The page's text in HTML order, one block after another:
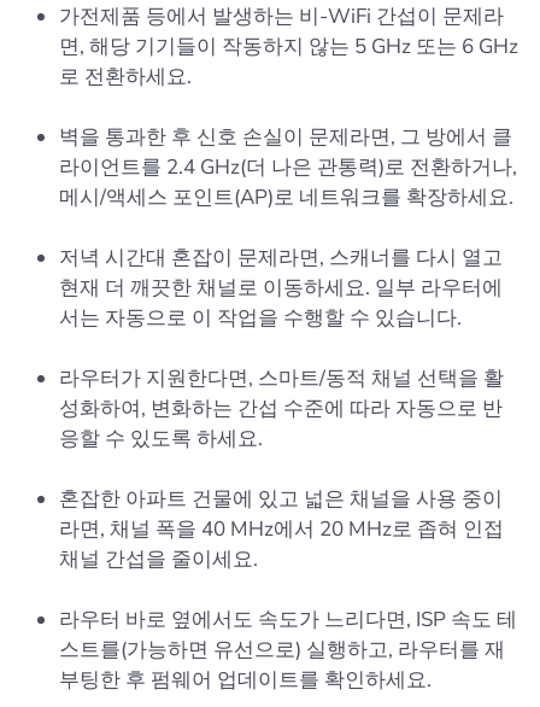
가전제품 등에서 발생하는 비-WiFi 간섭이 문제라
면, 해당 기기들이 작동하지 않는 5 GHz 또는 6 GHz
로 전환하세요.
벽을 통과한 후 신호 손실이 문제라면, 그 방에서 클
라이언트를 2.4 GHz(더 나은 관통력)로 전환하거나,
메시/액세스 포인트(AP)로 네트워크를 확장하세요.
저녁 시간대 혼잡이 문제라면, 스캐너를 다시 열고
현재 더 깨끗한 채널로 이동하세요. 일부 라우터에
서는 자동으로 이 작업을 수행할 수 있습니다.
라우터가 지원한다면, 스마트/동적 채널 선택을 활
성화하여, 변화하는 간섭 수준에 따라 자동으로 반
응할 수 있도록 하세요.
혼잡한 아파트 건물에 있고 넓은 채널을 사용 중이
라면, 채널 폭을 40 MHz에서 20 MHz로 좁혀 인접
채널 간섭을 줄이세요.
라우터 바로 옆에서도 속도가 느리다면, ISP 속도 테
스트를(가능하면 유선으로) 실행하고, 라우터를 재
부팅한 후 펌웨어 업데이트를 확인하세요.